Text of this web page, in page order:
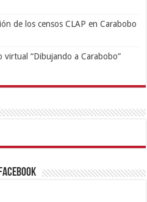
de los censos CLAP en Carabobo
virtual “Dibujando a Carabobo”